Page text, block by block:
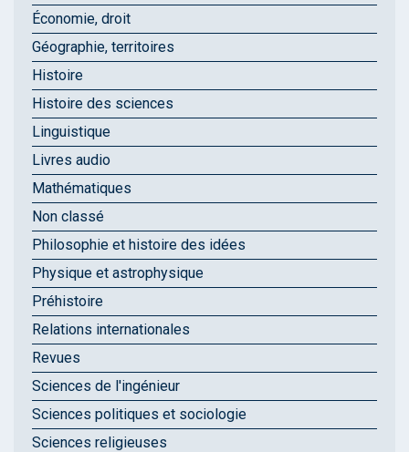
Économie, droit
Géographie, territoires
Histoire
Histoire des sciences
Linguistique
Livres audio
Mathématiques
Non classé
Philosophie et histoire des idées
Physique et astrophysique
Préhistoire
Relations internationales
Revues
Sciences de l'ingénieur
Sciences politiques et sociologie
Sciences religieuses